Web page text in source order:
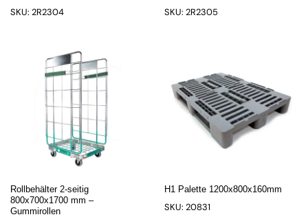
SKU: 2R2304 SKU: 2R2305
Rollbehälter 2-seitig
800x700x1700 mm –
Gummirollen
H1 Palette 1200x800x160mm
SKU: 20831